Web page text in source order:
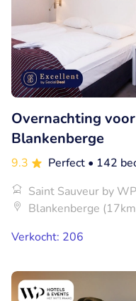
Overnachting
Blankenberge
9.3 Perfect • 142
Saint Sauveur by
Blankenberge
Verkocht: 206